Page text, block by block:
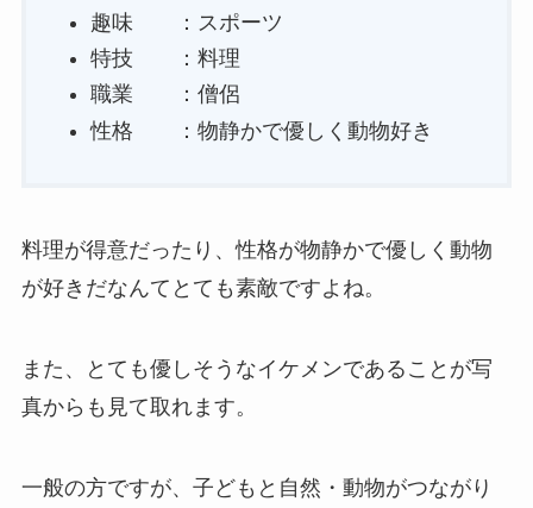
趣味 ：スポーツ
特技 ：料理
職業 ：僧侶
性格 ：物静かで優しく動物好き
料理が得意だったり、性格が物静かで優しく動物
が好きだなんてとても素敵ですよね。
また、とても優しそうなイケメンであることが写
真からも見て取れます。
一般の方ですが、子どもと自然・動物がつながり